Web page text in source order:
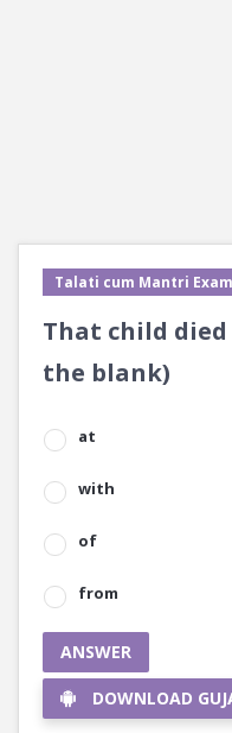
Talati cum Mantri
That child died
the blank)
at
with
of
from
ANSWER
DOWNLOAD